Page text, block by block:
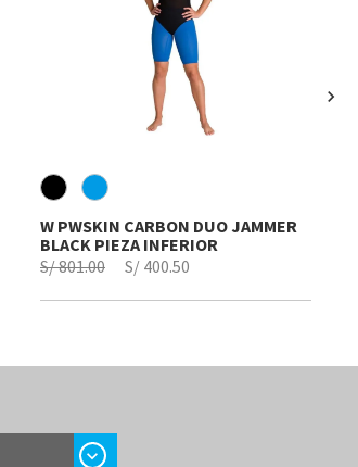
W PWSKIN CARBON DUO JAMMER
BLACK PIEZA INFERIOR
S/ 801.00
S/ 400.50
chevron_right
chevron_right